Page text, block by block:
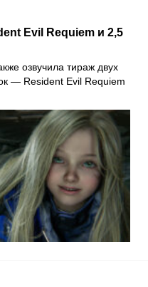
Evil Requiem и 2,5
озвучила тираж двух
— Resident Evil Requiem